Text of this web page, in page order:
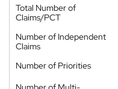
Total Number of
Claims/PCT
Number of Independent
Claims
Number of Priorities